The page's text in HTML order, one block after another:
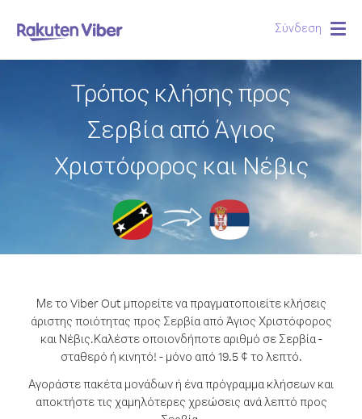
Σύνδεση
Τρόπος κλήσης προς
Σερβία από Άγιος
Χριστόφορος και Νέβις
Με το Viber Out μπορείτε να πραγματοποιείτε κλήσεις
άριστης ποιότητας προς Σερβία από Άγιος Χριστόφορος
και Νέβις.Καλέστε οποιονδήποτε αριθμό σε Σερβία -
σταθερό ή κινητό! - μόνο από 19.5 ¢ το λεπτό.
Αγοράστε πακέτα μονάδων ή ένα πρόγραμμα κλήσεων και
αποκτήστε τις χαμηλότερες χρεώσεις ανά λεπτό προς